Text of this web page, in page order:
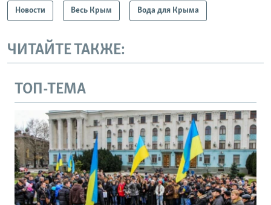
Новости Весь Крым Вода для Крыма
ЧИТАЙТЕ ТАКЖЕ:
ТОП-ТЕМА